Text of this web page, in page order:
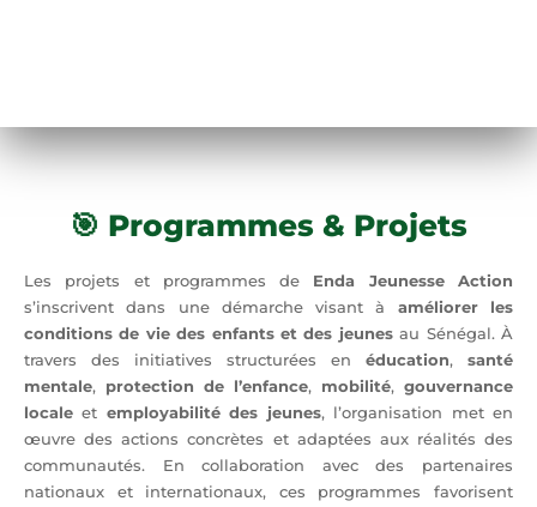
🎯 Programmes & Projets
Les projets et programmes de Enda Jeunesse Action
s’inscrivent dans une démarche visant à améliorer les
conditions de vie des enfants et des jeunesau Sénégal. À
travers des initiatives structurées en éducation, santé
mentale, protection de l’enfance, mobilité, gouvernance
locale et employabilité des jeunes, l’organisation met en
œuvre des actions concrètes et adaptées aux réalités des
communautés. En collaboration avec des partenaires
nationaux et internationaux, ces programmes favorisent